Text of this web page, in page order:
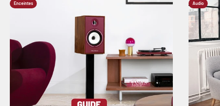
Enceintes Audio